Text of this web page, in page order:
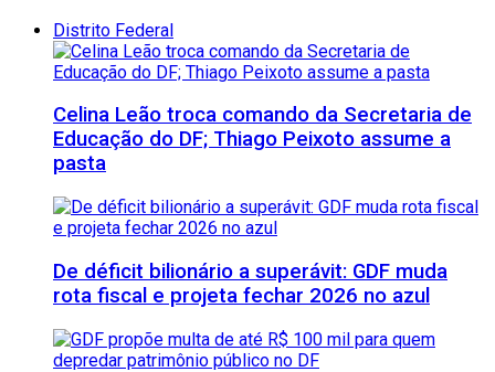
Distrito Federal
Celina Leão troca comando da Secretaria de
Educação do DF; Thiago Peixoto assume a
pasta
De déficit bilionário a superávit: GDF muda
rota fiscal e projeta fechar 2026 no azul